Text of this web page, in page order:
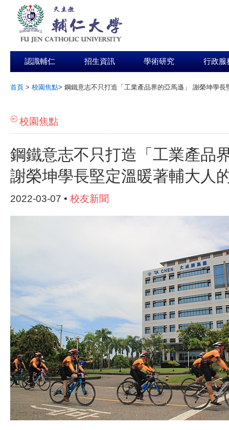
認識輔仁 招生資訊 學術研究 行政服
首頁 > 校園焦點> 鋼鐵意志不只打造「工業產品界的亞馬遜」 謝榮坤學長
校園焦點
鋼鐵意志不只打造「工業產品
謝榮坤學長堅定溫暖著輔大人
2022-03-07 • 校友新聞